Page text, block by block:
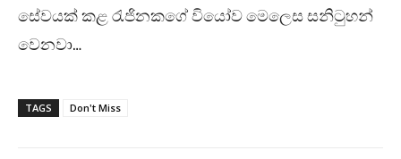
සේවයක් කළ රැජිනකගේ වියෝව මෙලෙස සනිටුහන්
වෙනවා…
TAGS Don't Miss